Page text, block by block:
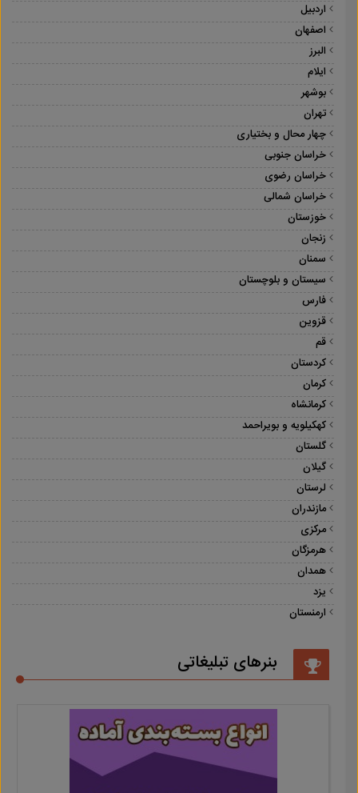
اردبیل
اصفهان
البرز
ایلام
بوشهر
تهران
چهار محال و بختیاری
خراسان جنوبی
خراسان رضوی
خراسان شمالی
خوزستان
زنجان
سمنان
سیستان و بلوچستان
فارس
قزوین
قم
کردستان
کرمان
کرمانشاه
کهکیلویه و بویراحمد
گلستان
گیلان
لرستان
مازندران
مرکزی
هرمزگان
همدان
یزد
ارمنستان
بنرهای تبلیغاتی